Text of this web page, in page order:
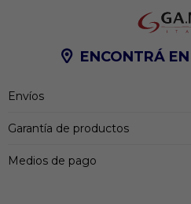
ENCONTRÁ
Envíos
Garantía de productos
Medios de pago